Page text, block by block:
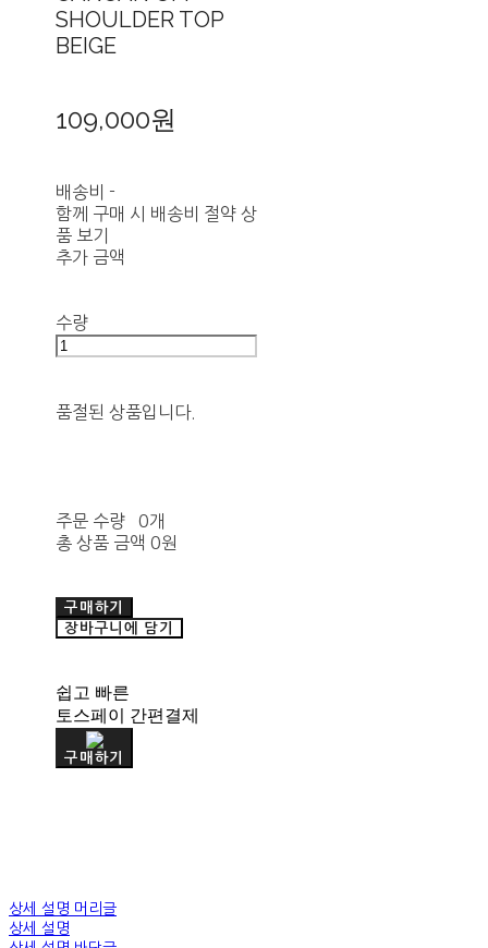
SHOULDER TOP
BEIGE
109,000원
배송비 -
함께 구매 시 배송비 절약 상
품 보기
추가 금액
수량
품절된 상품입니다.
주문 수량
0개
총 상품 금액 0원
구매하기
장바구니에 담기
쉽고 빠른
토스페이 간편결제
구매하기
상세 설명 머리글
상세 설명